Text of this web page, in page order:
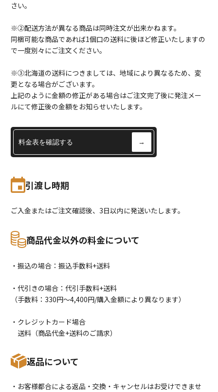
さい。
※②配送方法が異なる商品は同時注文が出来かねます。
同梱可能な商品であれば1個口の送料に後ほど修正いたしますの
で一度別々にご注文ください。
※③北海道の送料につきましては、地域により異なるため、変
更となる場合がございます。
上記のように金額の修正がある場合はご注文完了後に発注メー
ルにて修正後の金額をお知らせいたします。
料金表を確認する →
引渡し時期
ご入金またはご注文確認後、3日以内に発送いたします。
商品代金以外の料金について
・振込の場合：振込手数料+送料
・代引きの場合：代引手数料+送料
（手数料：330円〜4,400円/購入金額により異なります）
・クレジットカード場合
送料（商品代金+送料のご請求）
返品について
・お客様都合による返品・交換・キャンセルはお受けできませ